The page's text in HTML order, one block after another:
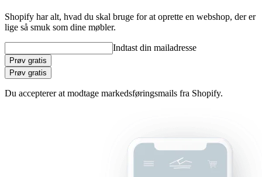
Shopify har alt, hvad du skal bruge for at oprette en webshop, der er
lige så smuk som dine møbler.
Indtast din mailadresse
Prøv gratis
Prøv gratis
Du accepterer at modtage markedsføringsmails fra Shopify.